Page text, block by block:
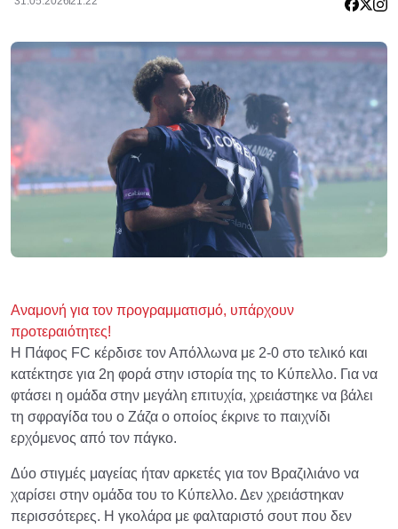
Αναμονή για τον προγραμματισμό, υπάρχουν
προτεραιότητες!
Η Πάφος FC κέρδισε τον Απόλλωνα με 2-0 στο τελικό και
κατέκτησε για 2η φορά στην ιστορία της το Κύπελλο. Για να
φτάσει η ομάδα στην μεγάλη επιτυχία, χρειάστηκε να βάλει
τη σφραγίδα του ο Ζάζα ο οποίος έκρινε το παιχνίδι
ερχόμενος από τον πάγκο.
Δύο στιγμές μαγείας ήταν αρκετές για τον Βραζιλιάνο να
χαρίσει στην ομάδα του το Κύπελλο. Δεν χρειάστηκαν
περισσότερες. Η γκολάρα με φαλταριστό σουτ που δεν